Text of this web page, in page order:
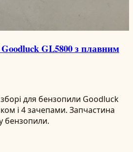
GL5800 з плавним
для бензопили Goodluck
і 4 зачепами. Запчастина
бензопили.